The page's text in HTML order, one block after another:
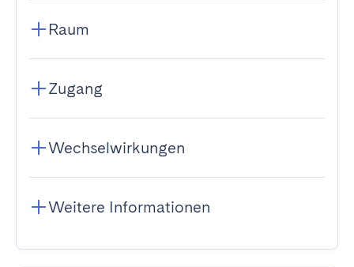
Raum
Zugang
Wechselwirkungen
Weitere Informationen